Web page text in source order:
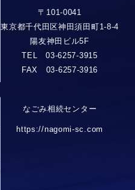
〒101-0041
東京都千代田区神田須田町1-8-4
陽友神田ビル5F
TEL 03-6257-3915
FAX 03-6257-3916
なごみ相続センター
https://nagomi-sc.com